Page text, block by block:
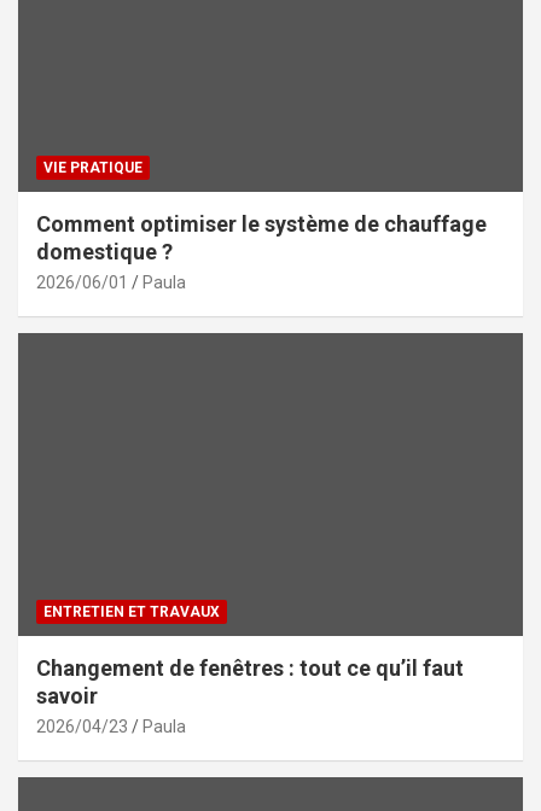
VIE PRATIQUE
Comment optimiser le système de chauffage
domestique ?
2026/06/01 Paula
ENTRETIEN ET TRAVAUX
Changement de fenêtres : tout ce qu’il faut
savoir
2026/04/23 Paula